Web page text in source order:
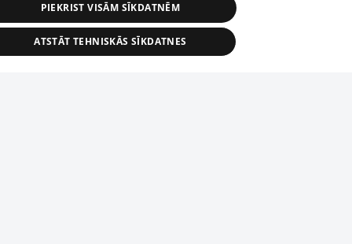
PIEKRIST VISĀM SĪKDATNĒM
ATSTĀT TEHNISKĀS SĪKDATNES